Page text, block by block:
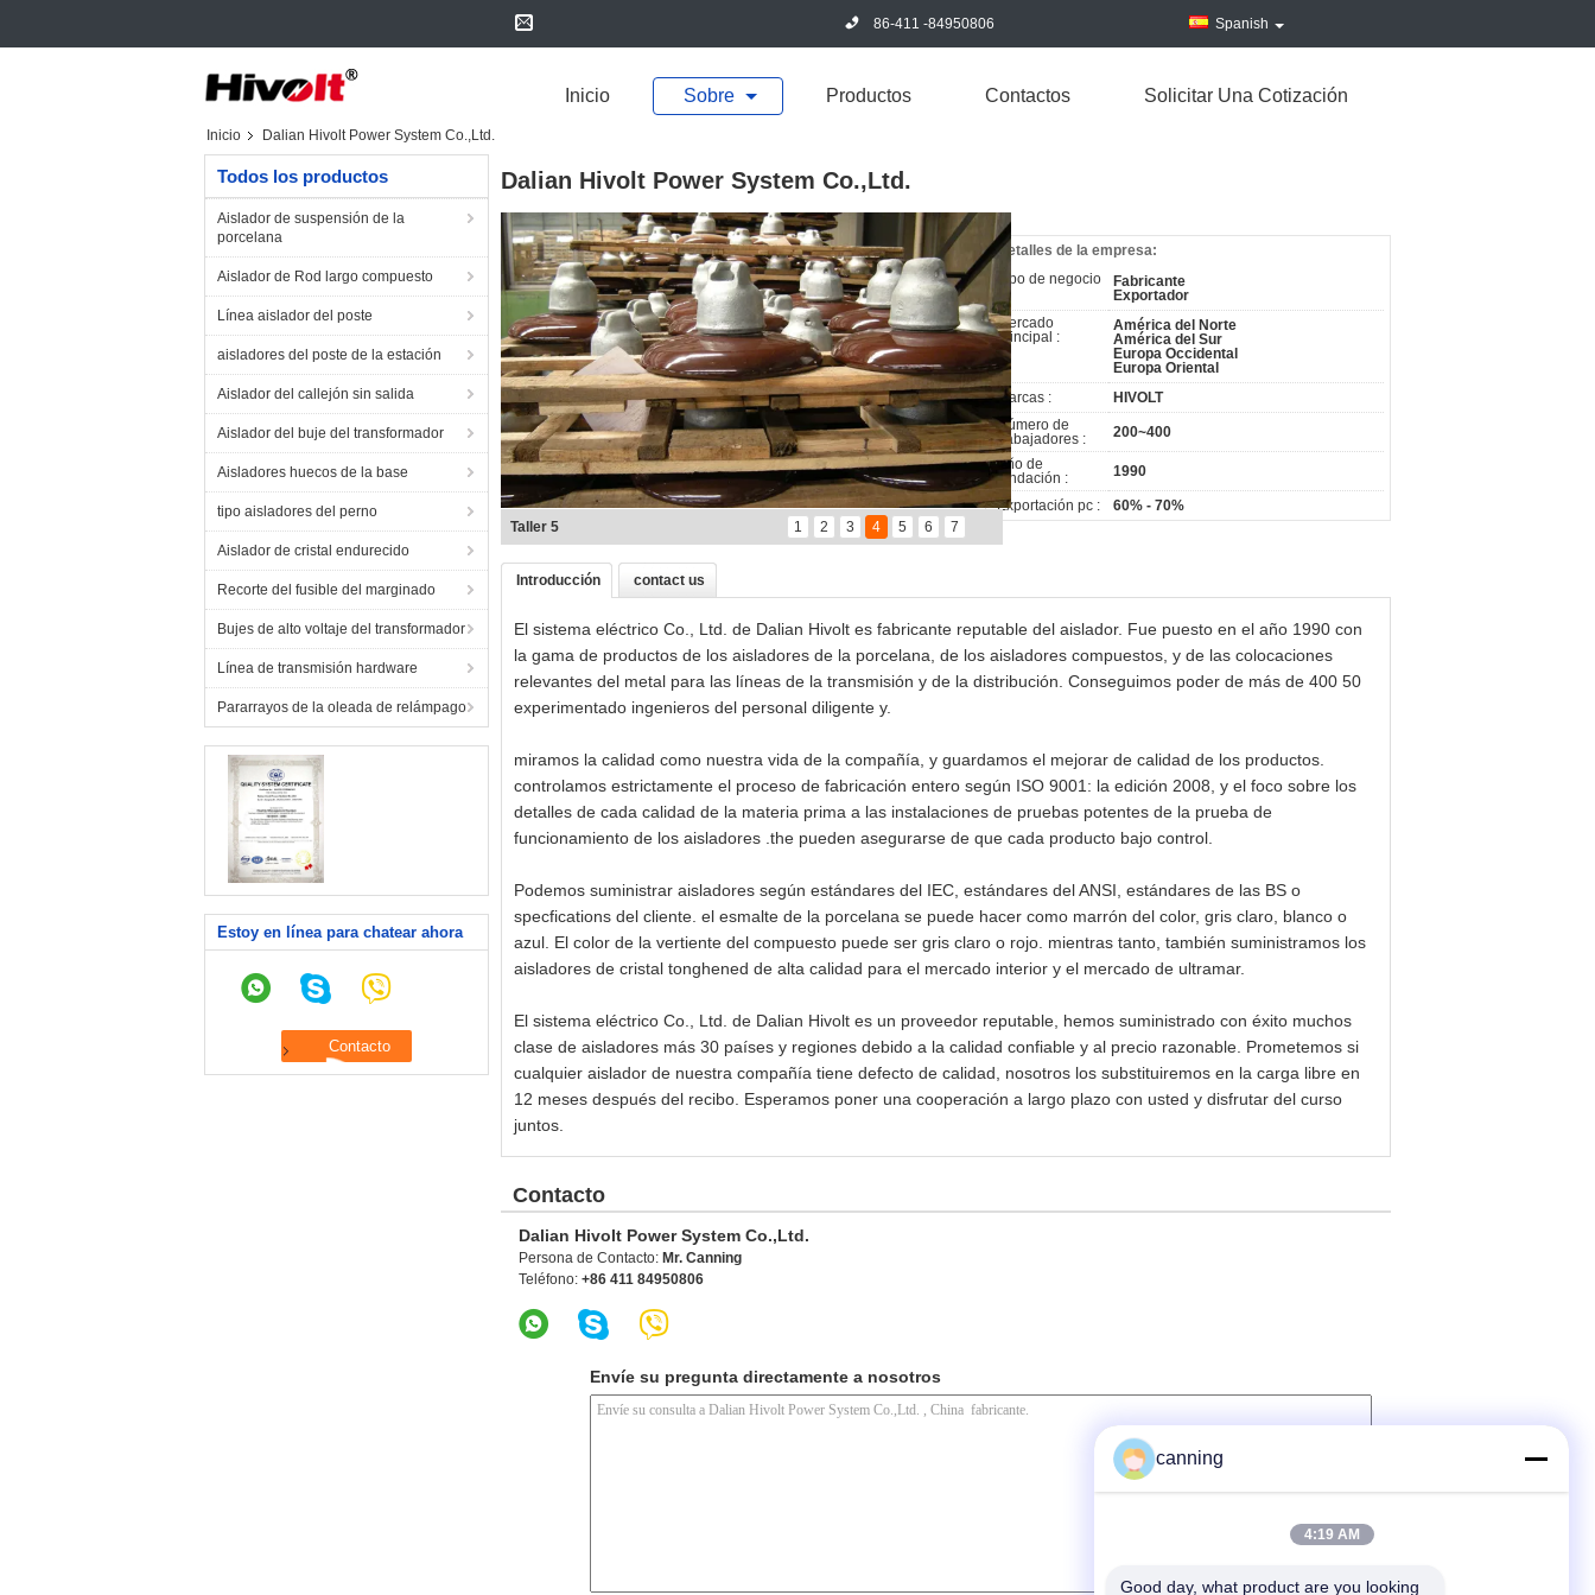
86-411 -84950806 Spanish
Inicio Sobre Productos Contactos Solicitar Una Cotización
Inicio Dalian Hivolt Power System Co.,Ltd.
Todos los productos
Aislador de suspensión de la
porcelana
Aislador de Rod largo compuesto
Línea aislador del poste
aisladores del poste de la estación
Aislador del callejón sin salida
Aislador del buje del transformador
Aisladores huecos de la base
tipo aisladores del perno
Aislador de cristal endurecido
Recorte del fusible del marginado
Bujes de alto voltaje del transformador
Línea de transmisión hardware
Pararrayos de la oleada de relámpago
Estoy en línea para chatear ahora
Dalian Hivolt Power System Co.,Ltd.
1 2 3 4 5 6 7
Taller 5
Detalles de la empresa:
Tipo de negocio
Fabricante
Exportador
Mercado
principal :
América del Norte
América del Sur
Europa Occidental
Europa Oriental
Marcas :
HIVOLT
Número de
trabajadores :
200~400
Año de
fundación :
1990
Exportación pc : 60% - 70%
Introducción contact us
El sistema eléctrico Co., Ltd. de Dalian Hivolt es fabricante reputable del aislador. Fue puesto en el año 1990 con
la gama de productos de los aisladores de la porcelana, de los aisladores compuestos, y de las colocaciones
relevantes del metal para las líneas de la transmisión y de la distribución. Conseguimos poder de más de 400 50
experimentado ingenieros del personal diligente y.
miramos la calidad como nuestra vida de la compañía, y guardamos el mejorar de calidad de los productos.
controlamos estrictamente el proceso de fabricación entero según ISO 9001: la edición 2008, y el foco sobre los
detalles de cada calidad de la materia prima a las instalaciones de pruebas potentes de la prueba de
funcionamiento de los aisladores .the pueden asegurarse de que cada producto bajo control.
Podemos suministrar aisladores según estándares del IEC, estándares del ANSI, estándares de las BS o
specfications del cliente. el esmalte de la porcelana se puede hacer como marrón del color, gris claro, blanco o
azul. El color de la vertiente del compuesto puede ser gris claro o rojo. mientras tanto, también suministramos los
aisladores de cristal tonghened de alta calidad para el mercado interior y el mercado de ultramar.
El sistema eléctrico Co., Ltd. de Dalian Hivolt es un proveedor reputable, hemos suministrado con éxito muchos
clase de aisladores más 30 países y regiones debido a la calidad confiable y al precio razonable. Prometemos si
cualquier aislador de nuestra compañía tiene defecto de calidad, nosotros los substituiremos en la carga libre en
12 meses después del recibo. Esperamos poner una cooperación a largo plazo con usted y disfrutar del curso
juntos.
Contacto
Dalian Hivolt Power System Co.,Ltd.
Persona de Contacto: Mr. Canning
Teléfono: +86 411 84950806
Envíe su pregunta directamente a nosotros
canning
4:19 AM
Good day, what product are you looking